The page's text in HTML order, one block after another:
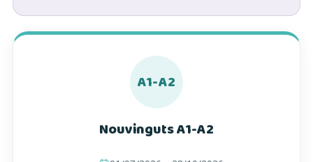
A1-A2
Nouvinguts A1-A2